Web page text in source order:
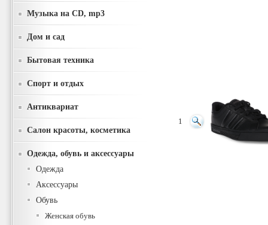
Музыка на CD, mp3
Дом и сад
Бытовая техника
Спорт и отдых
Антиквариат
Салон красоты, косметика
Одежда, обувь и аксессуары
Одежда
Аксессуары
Обувь
Женская обувь
1